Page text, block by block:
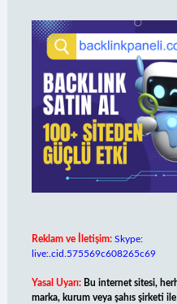
Reklam ve İletişim: Skype:
live:.cid.575569c608265c69
Yasal Uyarı: Bu internet sitesi,
marka, kurum veya şahıs şirketi